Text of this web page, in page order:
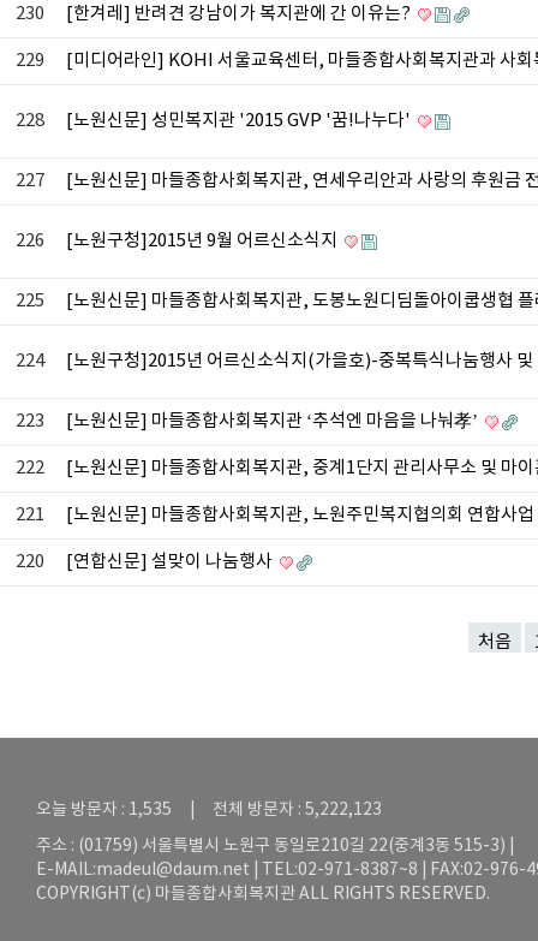
230 [한겨레] 반려견 강남이가 복지관에 간 이유는?
229 [미디어라인] KOHI 서울교육센터, 마들종합사회복지관과 사
228 [노원신문] 성민복지관 '2015 GVP '꿈!나누다'
227 [노원신문] 마들종합사회복지관, 연세우리안과 사랑의 후원금
226 [노원구청]2015년 9월 어르신소식지
225 [노원신문] 마들종합사회복지관, 도봉노원디딤돌아이쿱생협
224 [노원구청]2015년 어르신소식지(가을호)-중복특식나눔행사
223 [노원신문] 마들종합사회복지관 ‘추석엔 마음을 나눠孝’
222 [노원신문] 마들종합사회복지관, 중계1단지 관리사무소 및 마
221 [노원신문] 마들종합사회복지관, 노원주민복지협의회 연합사
220 [연합신문] 설맞이 나눔행사
처음
오늘 방문자 : 1,535 | 전체 방문자 : 5,222,123
주소 : (01759) 서울특별시 노원구 동일로210길 22(중계3동 515-3) |
E-MAIL:madeul@daum.net | TEL:02-971-8387~8 | FAX:02-976-
COPYRIGHT(c) 마들종합사회복지관 ALL RIGHTS RESERVED.